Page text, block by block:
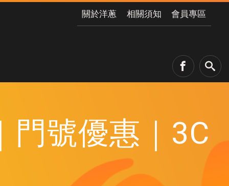
關於洋蔥 相關須知 會員專區
門號優惠｜3C